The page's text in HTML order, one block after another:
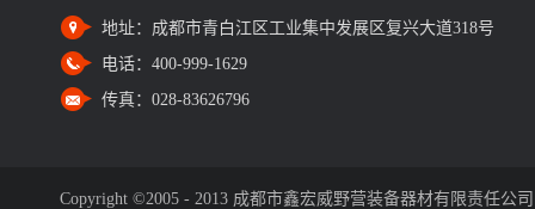
地址： 成都市青白江区工业集中发展区复兴大道318号
电话： 400-999-1629
传真： 028-83626796
Copyright ©2005 - 2013 成都市鑫宏威野营装备器材有限责任公司